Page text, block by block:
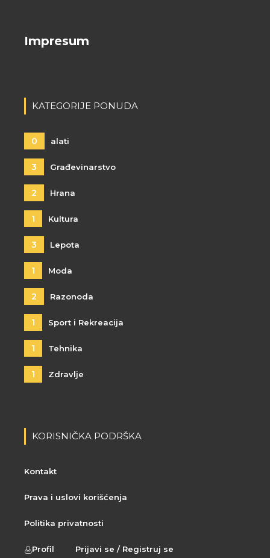
Impresum
KATEGORIJE PONUDA
0 alati
3 Građevinarstvo
2 Hrana
1 Kultura
3 Lepota
1 Moda
2 Razonoda
1 Sport i Rekreacija
1 Tehnika
1 Zdravlje
KORISNIČKA PODRŠKA
Kontakt
Prava i uslovi korišćenja
Politika privatnosti
Profil Prijavi se / Registruj se